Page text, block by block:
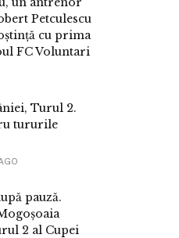
Petculescu
cu prima
FC Voluntari
Turul 2.
tururile
pauză.
2 al Cupei